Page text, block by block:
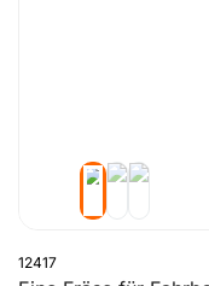
12417